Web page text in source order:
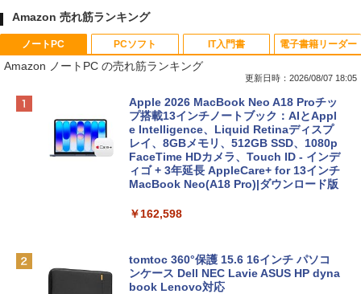
Amazon 売れ筋ランキング
ノートPC
Amazon ノートPC の売れ筋ランキング
更新日時：2026/08/07 18:05
Apple 2026 MacBook Neo A18 Proチッ
プ搭載13インチノートブック：AIとAppl
e Intelligence、Liquid Retinaディスプ
レイ、8GBメモリ、512GB SSD、1080p
FaceTime HDカメラ、Touch ID - インデ
ィゴ + 3年延長 AppleCare+ for 13インチ
MacBook Neo(A18 Pro)|ダウンロード版
￥162,598
tomtoc 360°保護 15.6 16インチ パソコ
ンケース Dell NEC Lavie ASUS HP dyna
book Lenovo対応
PCソフト IT入門書 電子書籍リーダー